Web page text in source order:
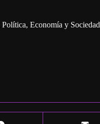
Política, Economía y Sociedad